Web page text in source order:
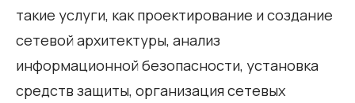
такие услуги, как проектирование и создание
сетевой архитектуры, анализ
информационной безопасности, установка
средств защиты, организация сетевых